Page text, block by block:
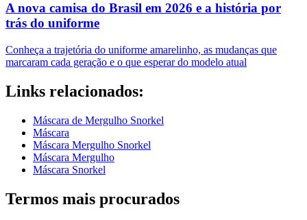
A nova camisa do Brasil em 2026 e a história por
trás do uniforme
Conheça a trajetória do uniforme amarelinho, as mudanças que
marcaram cada geração e o que esperar do modelo atual
Links relacionados:
Máscara de Mergulho Snorkel
Máscara
Máscara Mergulho Snorkel
Máscara Mergulho
Máscara Snorkel
Termos mais procurados